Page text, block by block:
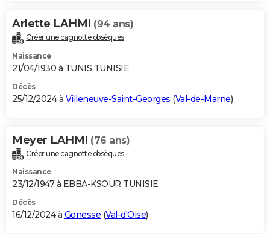
Arlette LAHMI (94 ans)
Créer une cagnotte obsèques
Naissance
21/04/1930 à TUNIS TUNISIE
Décès
25/12/2024 à Villeneuve-Saint-Georges (Val-de-Marne)
Meyer LAHMI (76 ans)
Créer une cagnotte obsèques
Naissance
23/12/1947 à EBBA-KSOUR TUNISIE
Décès
16/12/2024 à Gonesse (Val-d'Oise)